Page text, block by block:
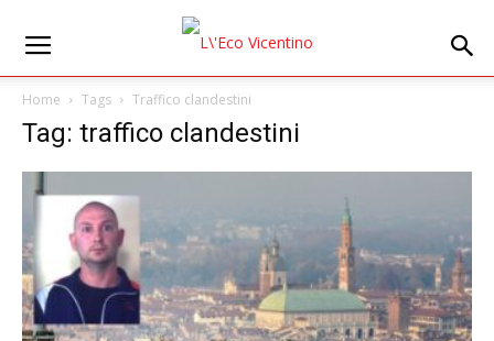
Home Tags Traffico clandestini
Tag: traffico clandestini